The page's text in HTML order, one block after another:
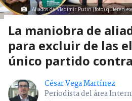
Aliados de Vladimir Putin (foto) quieren
La maniobra de
para excluir de las
único partido
César Vega Martínez
Periodista del área